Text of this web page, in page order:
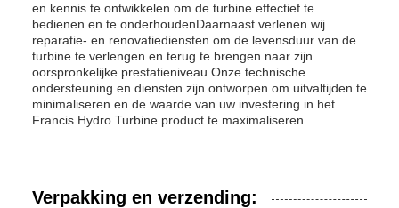
en kennis te ontwikkelen om de turbine effectief te
bedienen en te onderhoudenDaarnaast verlenen wij
reparatie- en renovatiediensten om de levensduur van de
turbine te verlengen en terug te brengen naar zijn
oorspronkelijke prestatieniveau.Onze technische
ondersteuning en diensten zijn ontworpen om uitvaltijden te
minimaliseren en de waarde van uw investering in het
Francis Hydro Turbine product te maximaliseren..
Verpakking en verzending: